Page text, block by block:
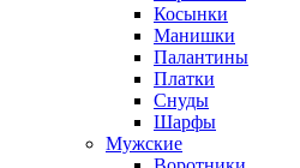
Косынки
Манишки
Палантины
Платки
Снуды
Шарфы
Мужские